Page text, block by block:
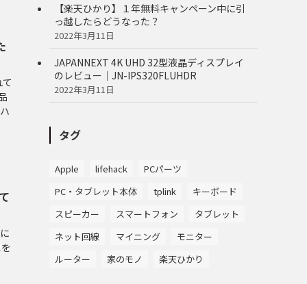
【楽天ひかり】１年無料キャンペーン中に引
っ越したらどうなった？
2022年3月11日
JAPANNEXT 4K UHD 32型液晶ディスプレイ
のレビュー｜JN-IPS320FLUHDR
2022年3月11日
タグ
Apple lifehack
PCパーツ
PC・タブレット本体
tplink
キーボード
スピーカー
スマートフォン
タブレット
ネット回線
マイニング
モニター
ルーター
家のモノ 楽天ひかり